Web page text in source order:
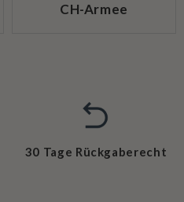
CH-Armee
30 Tage Rückgaberecht